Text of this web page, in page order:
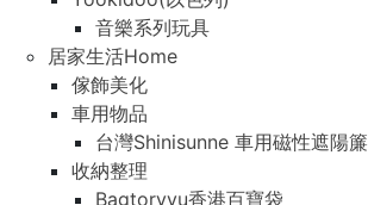
音樂系列玩具
居家生活Home
傢飾美化
車用物品
台灣Shinisunne 車用磁性遮陽簾
收納整理
Bagtoryvu香港百寶袋